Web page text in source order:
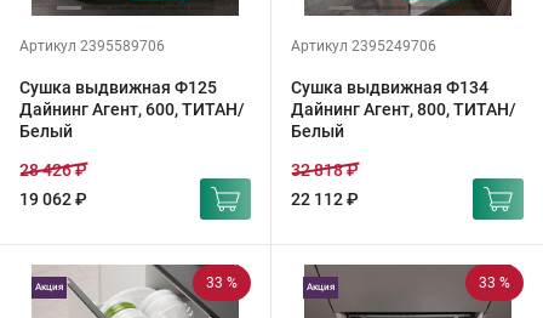
Артикул 2395589706
Сушка выдвижная Ф125
Дайнинг Агент, 600, ТИТАН/
Белый
19 062 ₽
28 426 ₽
Артикул 2395249706
Сушка выдвижная Ф134
Дайнинг Агент, 800, ТИТАН/
Белый
22 112 ₽
32 818 ₽
33 %
Акция 33 %
Акция